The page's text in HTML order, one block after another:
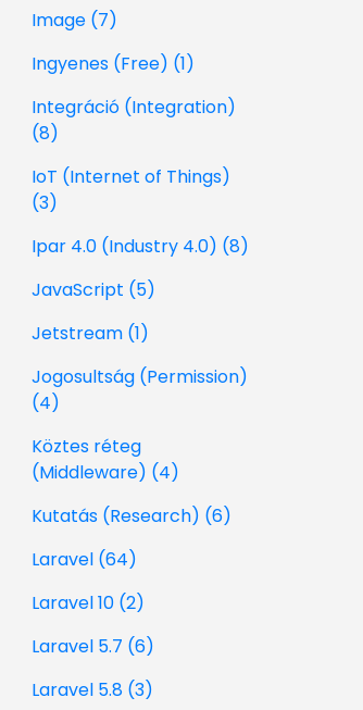
Image (7)
Ingyenes (Free) (1)
Integráció (Integration)
(8)
IoT (Internet of Things)
(3)
Ipar 4.0 (Industry 4.0) (8)
JavaScript (5)
Jetstream (1)
Jogosultság (Permission)
(4)
Köztes réteg
(Middleware) (4)
Kutatás (Research) (6)
Laravel (64)
Laravel 10 (2)
Laravel 5.7 (6)
Laravel 5.8 (3)